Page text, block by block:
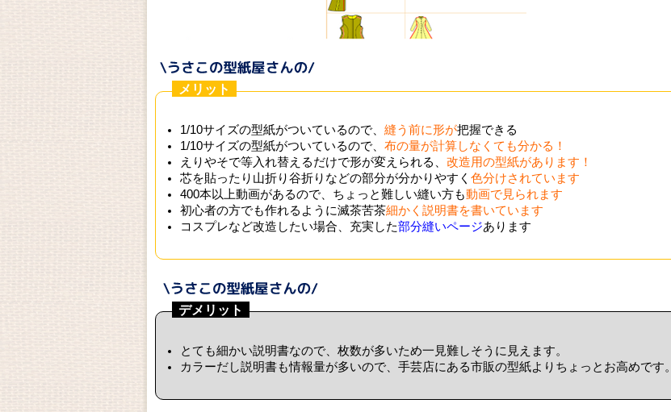
メリット
1/10サイズの型紙がついているので、 縫う前に形が把握できる
1/10サイズの型紙がついているので、 布の量が計算しなくても分かる！
えりやそで等入れ替えるだけで形が変えられる、 改造用の型紙があります！
芯を貼ったり山折り谷折りなどの部分が分かりやすく 色分けされています
400本以上動画があるので、ちょっと難しい縫い方も動画で見られます
初心者の方でも作れるように滅茶苦茶細かく説明書を書いています
コスプレなど改造したい場合、充実した部分縫いページあります
デメリット
とても細かい説明書なので、枚数が多いため一見難しそうに見えます。
カラーだし説明書も情報量が多いので、手芸店にある市販の型紙よりちょっとお高めです。